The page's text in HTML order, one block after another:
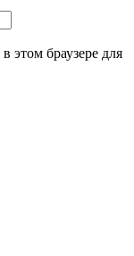
этом браузере для